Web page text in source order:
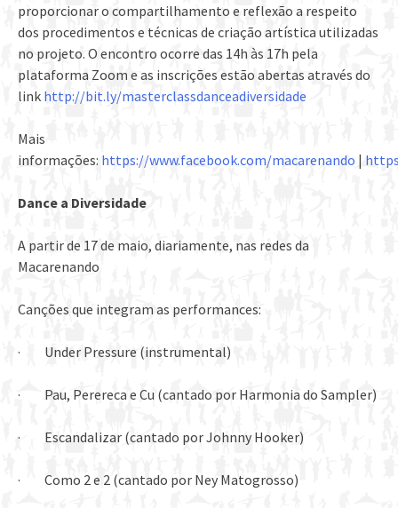
proporcionar o compartilhamento e reflexão a respeito
dos procedimentos e técnicas de criação artística utilizadas
no projeto. O encontro ocorre das 14h às 17h pela
plataforma Zoom e as inscrições estão abertas através do
link http://bit.ly/masterclassdanceadiversidade
Mais
informações: https://www.facebook.com/macarenando |
Dance a Diversidade
A partir de 17 de maio, diariamente, nas redes da
Macarenando
Canções que integram as performances:
· Under Pressure (instrumental)
· Pau, Perereca e Cu (cantado por Harmonia do Sampler)
· Escandalizar (cantado por Johnny Hooker)
· Como 2 e 2 (cantado por Ney Matogrosso)